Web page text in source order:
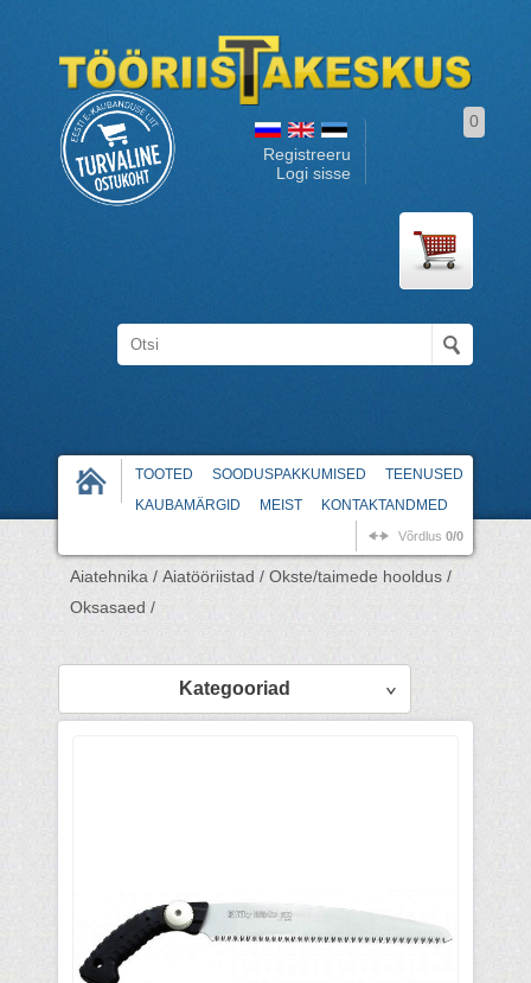
Registreeru
Logi sisse
0
TOOTED SOODUSPAKKUMISED
TEENUSED
KAUBAMÄRGID
MEIST KONTAKTANDMED
Võrdlus 0/0
Aiatehnika / Aiatööriistad / Okste/taimede hooldus /
Oksasaed /
Kategooriad